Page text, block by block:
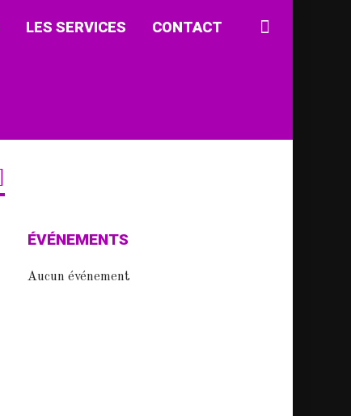
LES SERVICES CONTACT
ÉVÉNEMENTS
Aucun événement